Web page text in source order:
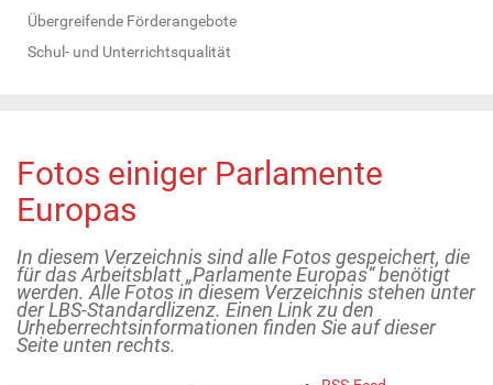
Übergreifende Förderangebote
Schul- und Unterrichtsqualität
Fotos einiger Parlamente
Europas
In diesem Verzeichnis sind alle Fotos gespeichert, die
für das Arbeitsblatt „Parlamente Europas“ benötigt
werden. Alle Fotos in diesem Verzeichnis stehen unter
der LBS-Standardlizenz. Einen Link zu den
Urheberrechtsinformationen finden Sie auf dieser
Seite unten rechts.